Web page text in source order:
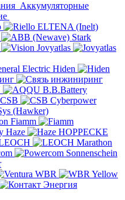
Аккумуляторные
ELTENA (Inelt)
Stark
Jovyatlas
Hiden
B.B.Battery
CSB
Cyberpower
(Hawker)
Fiamm
Haze
HOPPECKE
Marathon
Sonnenschein
WBR
Yellow
Энергия